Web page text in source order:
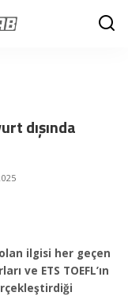
dışında
ilgisi her geçen
ve ETS TOEFL’ın